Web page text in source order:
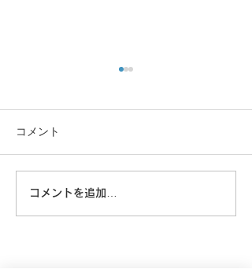
この重機…
コメント
コメントを追加…